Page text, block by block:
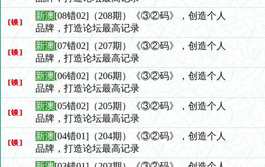
新澳[08错02]（208期）《③②码》，创造个人
品牌，打造论坛最高记录
新澳[07错02]（207期）《③②码》，创造个人
品牌，打造论坛最高记录
新澳[06错02]（206期）《③②码》，创造个人
品牌，打造论坛最高记录
新澳[05错02]（205期）《③②码》，创造个人
品牌，打造论坛最高记录
新澳[04错01]（204期）《③②码》，创造个人
品牌，打造论坛最高记录